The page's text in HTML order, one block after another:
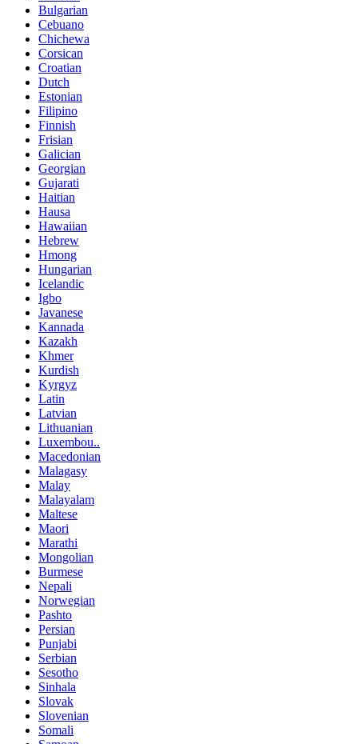
Bulgarian
Cebuano
Chichewa
Corsican
Croatian
Dutch
Estonian
Filipino
Finnish
Frisian
Galician
Georgian
Gujarati
Haitian
Hausa
Hawaiian
Hebrew
Hmong
Hungarian
Icelandic
Igbo
Javanese
Kannada
Kazakh
Khmer
Kurdish
Kyrgyz
Latin
Latvian
Lithuanian
Luxembou..
Macedonian
Malagasy
Malay
Malayalam
Maltese
Maori
Marathi
Mongolian
Burmese
Nepali
Norwegian
Pashto
Persian
Punjabi
Serbian
Sesotho
Sinhala
Slovak
Slovenian
Somali